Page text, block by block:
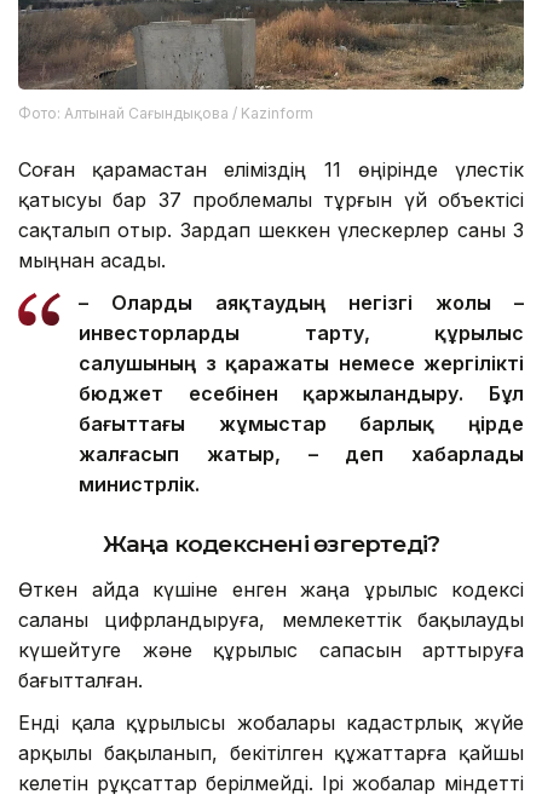
Фото: Алтынай Сағындықова / Kazinform
Соған қарамастан еліміздің 11 өңірінде үлестік
қатысуы бар 37 проблемалы тұрғын үй объектісі
сақталып отыр. Зардап шеккен үлескерлер саны 3
мыңнан асады.
– Оларды аяқтаудың негізгі жолы –
инвесторларды тарту, құрылыс
салушының өз қаражаты немесе жергілікті
бюджет есебінен қаржыландыру. Бұл
бағыттағы жұмыстар барлық өңірде
жалғасып жатыр, – деп хабарлады
министрлік.
Жаңа кодекснені өзгертеді?
Өткен айда күшіне енген жаңа Құрылыс кодексі
саланы цифрландыруға, мемлекеттік бақылауды
күшейтуге және құрылыс сапасын арттыруға
бағытталған.
Енді қала құрылысы жобалары кадастрлық жүйе
арқылы бақыланып, бекітілген құжаттарға қайшы
келетін рұқсаттар берілмейді. Ірі жобалар міндетті